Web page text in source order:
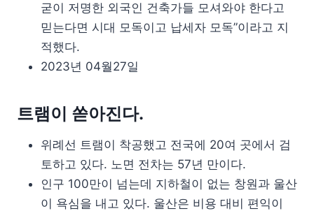
굳이 저명한 외국인 건축가들 모셔와야 한다고
믿는다면 시대 모독이고 납세자 모독”이라고 지
적했다.
2023년 04월27일
트램이 쏟아진다.
위례선 트램이 착공했고 전국에 20여 곳에서 검
토하고 있다. 노면 전차는 57년 만이다.
인구 100만이 넘는데 지하철이 없는 창원과 울산
이 욕심을 내고 있다. 울산은 비용 대비 편익이